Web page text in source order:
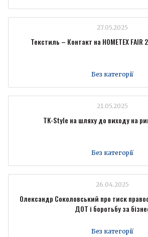
27.05.2025
Текстиль – Контакт на HOMETEX FAIR
Без категорії
21.05.2025
TK-Style на шляху до виходу на
Без категорії
26.04.2025
Олександр Соколовський про тиск
ДОТ і боротьбу за
Без категорії